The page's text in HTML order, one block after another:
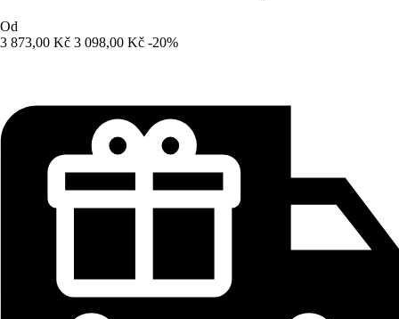
Od
3 873,00 Kč 3 098,00 Kč -20%